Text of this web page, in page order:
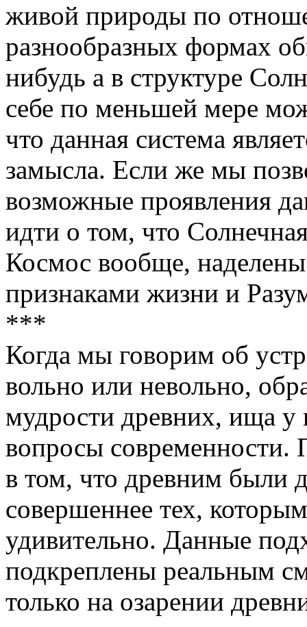
живой природы по
разнообразных формах
нибудь а в структуре
себе по меньшей мере
что данная система
замысла. Если же мы
возможные проявления
идти о том, что
Космос вообще,
признаками жизни и
***
Когда мы говорим об
вольно или невольно,
мудрости древних, ища
вопросы современности.
в том, что древним были
совершеннее тех,
удивительно. Данные
подкреплены реальным
только на озарении